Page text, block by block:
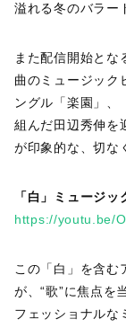
溢れる冬のバラー
また配信開始と
曲のミュージック
ングル「楽園」、
組んだ田辺秀伸を
が印象的な、切な
「白」ミュージ
https://youtu.be/
この「白」を含
が、“歌”に焦点を
フェッショナルな